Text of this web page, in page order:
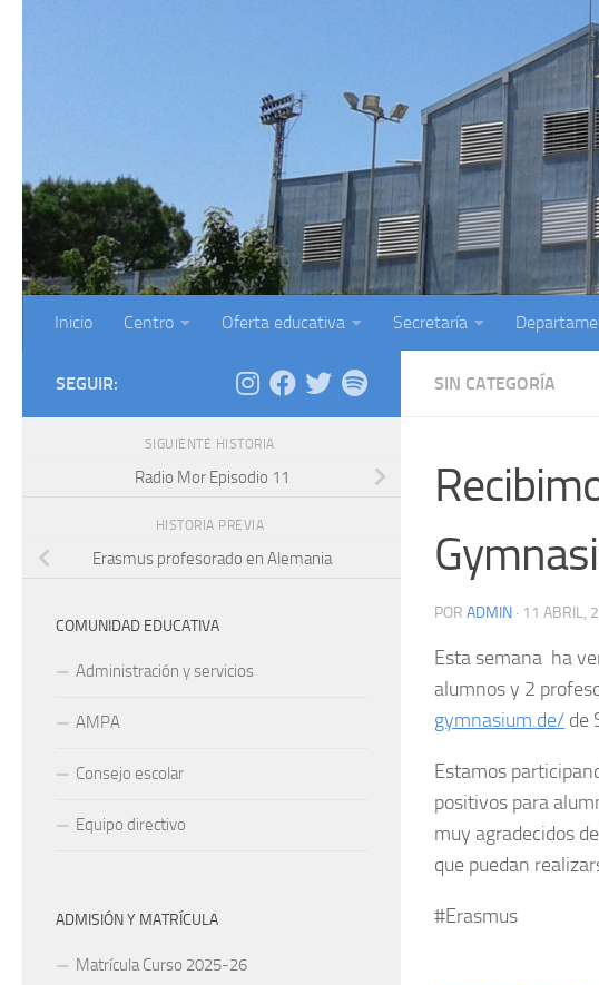
Inicio Centro Oferta educativa Secretaría
SIN CATEGORÍA
POR ADMIN · 11 ABRIL,
Esta semana ha
alumnos y 2
gymnasium.de/ de
Estamos
positivos para
muy agradecidos
que puedan
#Erasmus
SEGUIR:
SIGUIENTE HISTORIA
Radio Mor Episodio 11
HISTORIA PREVIA
Erasmus profesorado en Alemania
COMUNIDAD EDUCATIVA
Administración y servicios
AMPA
Consejo escolar
Equipo directivo
ADMISIÓN Y MATRÍCULA
Matrícula Curso 2025-26